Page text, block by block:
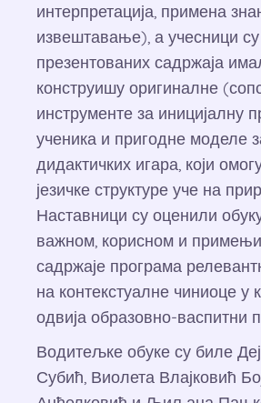
интерпретација, примена
извештавање), а учесници
презентованих садржаја
конструишу оригиналне
инструменте за иницијалну
ученика и пригодне моделе
дидактичких игара, који
језичке структуре уче на
Наставници су оценили
важном, корисном и
садржаје програма
на контекстуалне чиниоце у
одвија образовно-васпитни
Водитељке обуке су биле
Субић, Виолета Влајковић